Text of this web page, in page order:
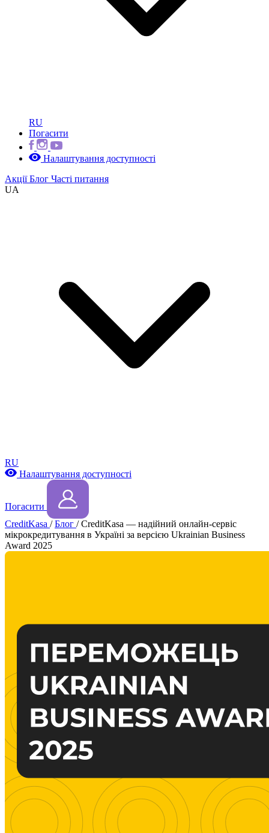
RU
Погасити
Налаштування доступності
АкціїБлог Часті питання
UA
RU
Налаштування доступності
Погасити
CreditKasa / Блог / CreditKasa — надійний онлайн-сервіс
мікрокредитування в Україні за версією Ukrainian Business
Award 2025